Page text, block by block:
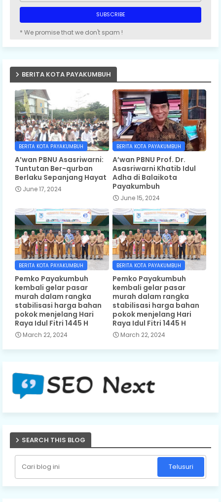
* We promise that we don't spam !
BERITA KOTA PAYAKUMBUH
BERITA KOTA PAYAKUMBUH
A’wan PBNU Asasriwarni:
Tuntutan Ber-qurban
Berlaku Sepanjang Hayat
June 17, 2024
BERITA KOTA PAYAKUMBUH
A’wan PBNU Prof. Dr.
Asasriwarni Khatib Idul
Adha di Balaikota
Payakumbuh
June 15, 2024
BERITA KOTA PAYAKUMBUH
Pemko Payakumbuh
kembali gelar pasar
murah dalam rangka
stabilisasi harga bahan
pokok menjelang Hari
Raya Idul Fitri 1445 H
March 22, 2024
BERITA KOTA PAYAKUMBUH
Pemko Payakumbuh
kembali gelar pasar
murah dalam rangka
stabilisasi harga bahan
pokok menjelang Hari
Raya Idul Fitri 1445 H
March 22, 2024
SEARCH THIS BLOG